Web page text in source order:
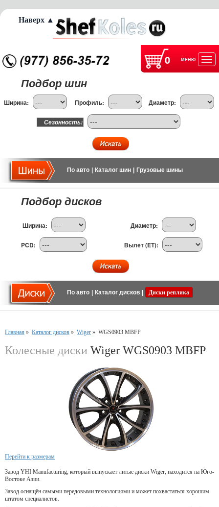
0 МЕНЮ
Подбор шин
Ширина: Профиль: Диаметр:
Сезонность:
По авто Каталог шин Грузовые шины
Подбор дисков
Ширина: Диаметр:
PCD: Вылет (ET):
По авто Каталог дисков Диски реплика
Главная » Каталог дисков » Wiger » WGS0903 MBFP
Колесные диски Wiger WGS0903 MBFP
Перейти к размерам
Завод YHI Manufacturing, который выпускает литые диски Wiger, находится на Юго-
Востоке Азии.
Завод оснащён самыми передовыми технологиями и может похвастаться хорошим
штатом специалистов.
Наверх ▲